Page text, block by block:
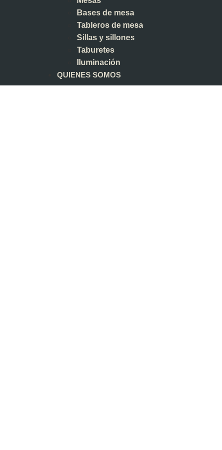
Bases de mesa
Tableros de mesa
Sillas y sillones
Taburetes
Iluminación
QUIENES SOMOS